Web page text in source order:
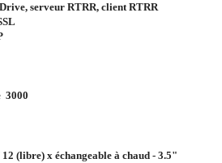
serveur RTRR, client RTRR
3000
(libre) x échangeable à chaud - 3.5"